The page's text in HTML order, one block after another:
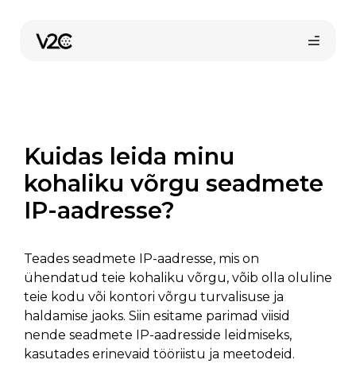
content
Osta veebist
Kuidas leida minu
kohaliku võrgu seadmete
IP-aadresse?
Teades seadmete IP-aadresse, mis on
ühendatud teie kohaliku võrgu, võib olla oluline
teie kodu või kontori võrgu turvalisuse ja
haldamise jaoks. Siin esitame parimad viisid
nende seadmete IP-aadresside leidmiseks,
kasutades erinevaid tööriistu ja meetodeid.